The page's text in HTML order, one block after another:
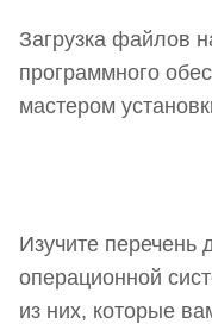
Загрузка файлов
программного
мастером
Изучите перечень
операционной
из них, которые